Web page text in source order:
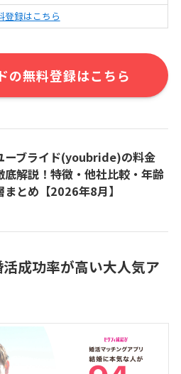
登録はこちら
の無料登録はこちら
ーブライド(youbride)の料金
底解説！特徴・他社比較・年齢
まとめ【2026年8月】
成功率が高い大人気ア